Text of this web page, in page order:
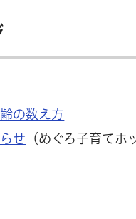
の数え方
せ （めぐろ子育てホ